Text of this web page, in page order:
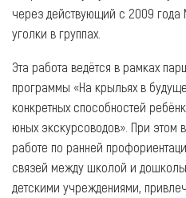
через действующий с 2009 года
уголки в группах.
Эта работа ведётся в рамках
программы «На крыльях в
конкретных способностей
юных экскурсоводов». При этом
работе по ранней
связей между школой и
детскими учреждениями,